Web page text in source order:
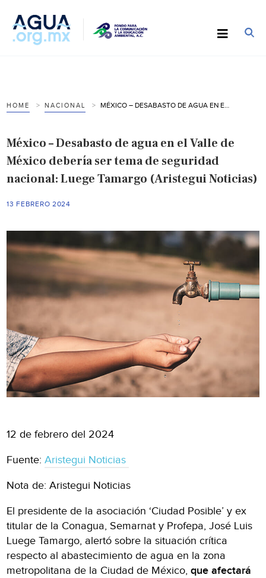
HOME NACIONAL
México – Desabasto de agua en el Valle de
México debería ser tema de seguridad
nacional: Luege Tamargo (Aristegui Noticias)
13 FEBRERO 2024
12 de febrero del 2024
Fuente:Aristegui Noticias
Nota de: Aristegui Noticias
El presidente de la asociación ‘Ciudad Posible’ y ex
titular de la Conagua, Semarnat y Profepa, José Luis
Luege Tamargo, alertó sobre la situación crítica
respecto al abastecimiento de agua en la zona
metropolitana de la Ciudad de México,que afectará